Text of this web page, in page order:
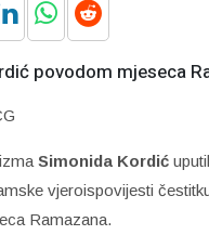
povodom mjeseca
Simonida Kordić
vjeroispovijesti
Ramazana.